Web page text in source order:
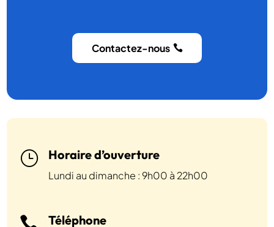
Contactez-nous
} Horaire d’ouverture
Lundi au dimanche : 9h00 à 22h00
 Téléphone